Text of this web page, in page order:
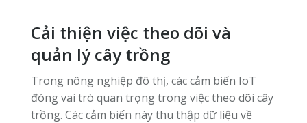
Cải thiện việc theo dõi và
quản lý cây trồng
Trong nông nghiệp đô thị, các cảm biến IoT
đóng vai trò quan trọng trong việc theo dõi cây
trồng. Các cảm biến này thu thập dữ liệu về